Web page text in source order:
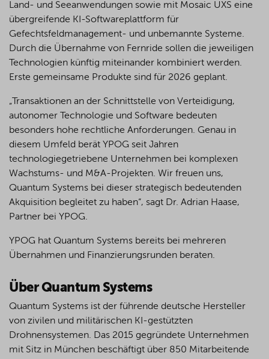
Land- und Seeanwendungen sowie mit Mosaic UXS eine
übergreifende KI-Softwareplattform für
Gefechtsfeldmanagement- und unbemannte Systeme.
Durch die Übernahme von Fernride sollen die jeweiligen
Technologien künftig miteinander kombiniert werden.
Erste gemeinsame Produkte sind für 2026 geplant.
„Transaktionen an der Schnittstelle von Verteidigung,
autonomer Technologie und Software bedeuten
besonders hohe rechtliche Anforderungen. Genau in
diesem Umfeld berät YPOG seit Jahren
technologiegetriebene Unternehmen bei komplexen
Wachstums- und M&A-Projekten. Wir freuen uns,
Quantum Systems bei dieser strategisch bedeutenden
Akquisition begleitet zu haben“, sagt Dr. Adrian Haase,
Partner bei YPOG.
YPOG hat Quantum Systems bereits bei mehreren
Übernahmen und Finanzierungsrunden beraten.
Über Quantum Systems
Quantum Systems ist der führende deutsche Hersteller
von zivilen und militärischen KI-gestützten
Drohnensystemen. Das 2015 gegründete Unternehmen
mit Sitz in München beschäftigt über 850 Mitarbeitende